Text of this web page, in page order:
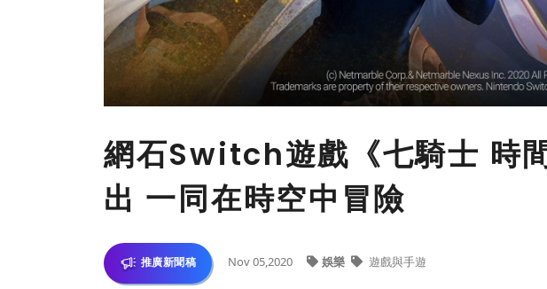
網石Switch遊戲《七騎士 時
出 一同在時空中冒險
推廣新聞稿 Nov 05,2020 娛樂 遊戲與手遊